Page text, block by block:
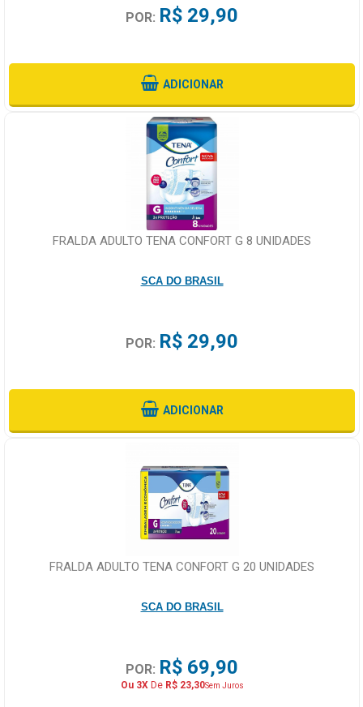
POR: R$ 29,90
ADICIONAR
FRALDA ADULTO TENA CONFORT G 8 UNIDADES
SCA DO BRASIL
POR: R$ 29,90
ADICIONAR
FRALDA ADULTO TENA CONFORT G 20 UNIDADES
SCA DO BRASIL
POR: R$ 69,90
Ou 3XDe R$ 23,30Sem Juros